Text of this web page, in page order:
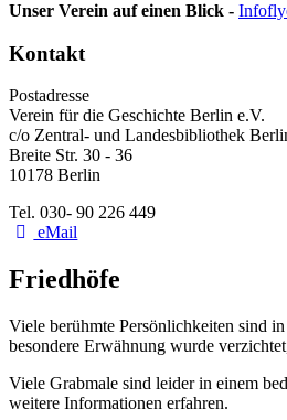
Unser Verein auf einen Blick -
Kontakt
Postadresse
Verein für die Geschichte Berlin e.V.
c/o Zentral- und Landesbibliothek
Breite Str. 30 - 36
10178 Berlin
Tel. 030- 90 226 449
eMail
Friedhöfe
Viele berühmte Persönlichkeiten sind
besondere Erwähnung wurde
Viele Grabmale sind leider in einem
weitere Informationen erfahren.